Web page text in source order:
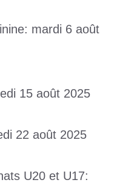
mardi 6 août
15 août 2025
22 août 2025
U20 et U17: